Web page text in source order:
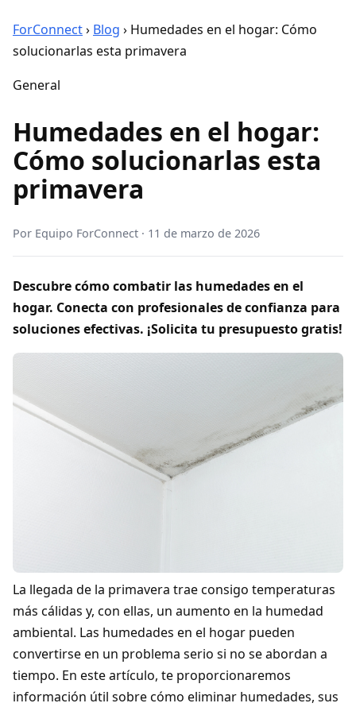
ForConnect› Blog › Humedades en el hogar: Cómo
solucionarlas esta primavera
General
Humedades en el hogar:
Cómo solucionarlas esta
primavera
Por Equipo ForConnect · 11 de marzo de 2026
Descubre cómo combatir las humedades en el
hogar. Conecta con profesionales de confianza para
soluciones efectivas. ¡Solicita tu presupuesto gratis!
La llegada de la primavera trae consigo temperaturas
más cálidas y, con ellas, un aumento en la humedad
ambiental. Las humedades en el hogar pueden
convertirse en un problema serio si no se abordan a
tiempo. En este artículo, te proporcionaremos
información útil sobre cómo eliminar humedades, sus